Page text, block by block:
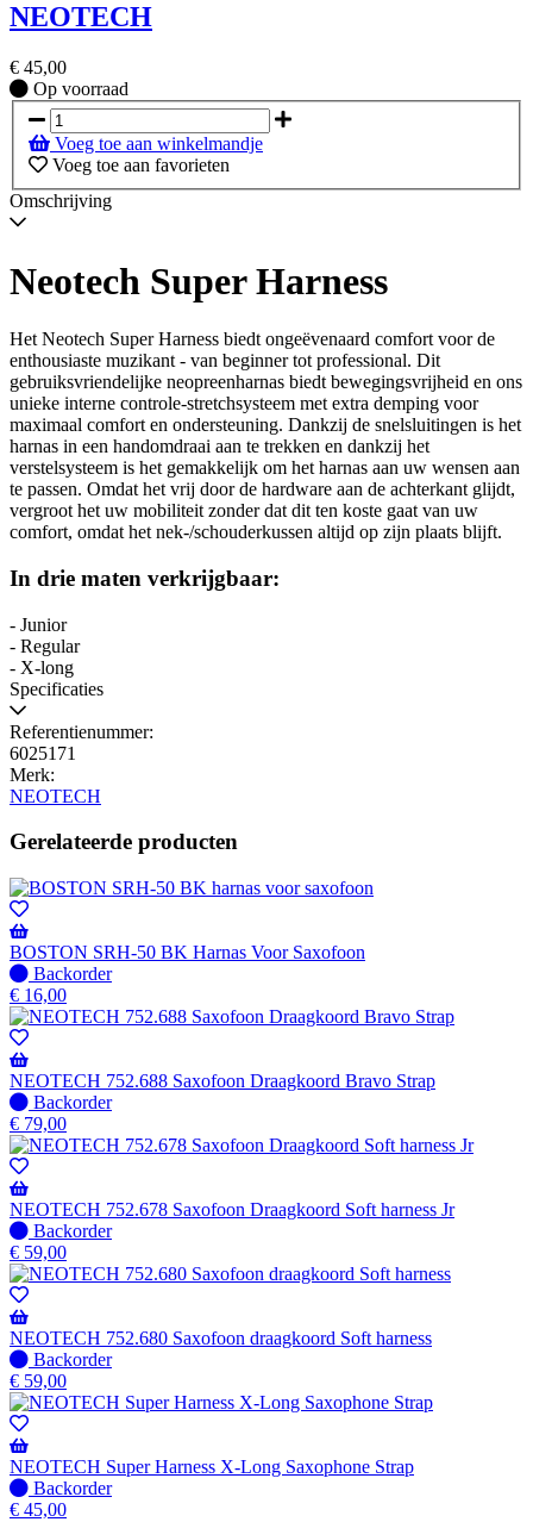
NEOTECH
€ 45,00
Op
voorraad
Op voorraad
Voeg toe aan winkelmandje
Voeg toe aan favorieten
Omschrijving
Neotech Super Harness
Het Neotech Super Harness biedt ongeëvenaard comfort voor de
enthousiaste muzikant - van beginner tot professional. Dit
gebruiksvriendelijke neopreenharnas biedt bewegingsvrijheid en ons
unieke interne controle-stretchsysteem met extra demping voor
maximaal comfort en ondersteuning. Dankzij de snelsluitingen is het
harnas in een handomdraai aan te trekken en dankzij het
verstelsysteem is het gemakkelijk om het harnas aan uw wensen aan
te passen. Omdat het vrij door de hardware aan de achterkant glijdt,
vergroot het uw mobiliteit zonder dat dit ten koste gaat van uw
comfort, omdat het nek-/schouderkussen altijd op zijn plaats blijft.
In drie maten verkrijgbaar:
- Junior
- Regular
- X-long
Specificaties
Referentienummer:
6025171
Merk:
NEOTECH
Gerelateerde producten
BOSTON SRH-50 BK Harnas Voor Saxofoon
Niet
op
voorraad
-
Wordt
verzonden
wanneer
beschikbaar
Backorder
€ 16,00
NEOTECH 752.688 Saxofoon Draagkoord Bravo Strap
Niet
op
voorraad
-
Wordt
verzonden
wanneer
beschikbaar
Backorder
€ 79,00
NEOTECH 752.678 Saxofoon Draagkoord Soft harness Jr
Niet
op
voorraad
-
Wordt
verzonden
wanneer
beschikbaar
Backorder
€ 59,00
NEOTECH 752.680 Saxofoon draagkoord Soft harness
Niet
op
voorraad
-
Wordt
verzonden
wanneer
beschikbaar
Backorder
€ 59,00
NEOTECH Super Harness X-Long Saxophone Strap
Niet
op
Backorder
€ 45,00